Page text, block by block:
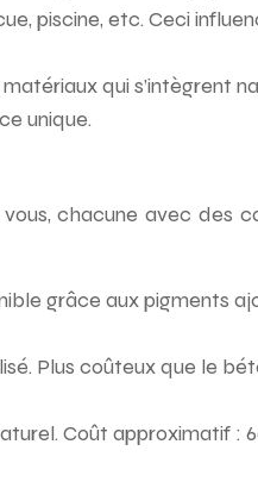
piscine, etc. Ceci
qui s’intègrent
unique.
chacune avec des
grâce aux pigments
Plus coûteux que le
Coût approximatif :